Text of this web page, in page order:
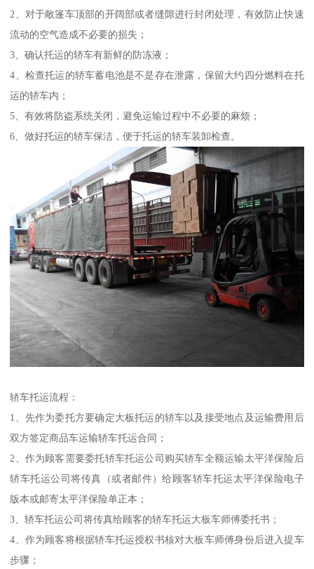
2、对于敞篷车顶部的开阔部或者缝隙进行封闭处理，有效防止快速
流动的空气造成不必要的损失；
3、确认托运的轿车有新鲜的防冻液；
4、检查托运的轿车蓄电池是不是存在泄露，保留大约四分燃料在托
运的轿车内；
5、有效将防盗系统关闭，避免运输过程中不必要的麻烦；
6、做好托运的轿车保洁，便于托运的轿车装卸检查。
轿车托运流程：
1、先作为委托方要确定大板托运的轿车以及接受地点及运输费用后
双方签定商品车运输轿车托运合同；
2、作为顾客需要委托轿车托运公司购买轿车全额运输太平洋保险后
轿车托运公司将传真（或者邮件）给顾客轿车托运太平洋保险电子
版本或邮寄太平洋保险单正本；
3、轿车托运公司将传真给顾客的轿车托运大板车师傅委托书；
4、作为顾客将根据轿车托运授权书核对大板车师傅身份后进入提车
步骤；